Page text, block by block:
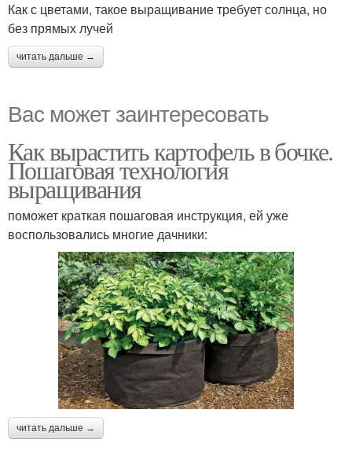
Как с цветами, такое выращивание требует солнца, но
без прямых лучей
читать дальше →
Вас может заинтересовать
Как вырастить картофель в бочке.
Пошаговая технология
выращивания
поможет краткая пошаговая инструкция, ей уже
воспользовались многие дачники:
читать дальше →